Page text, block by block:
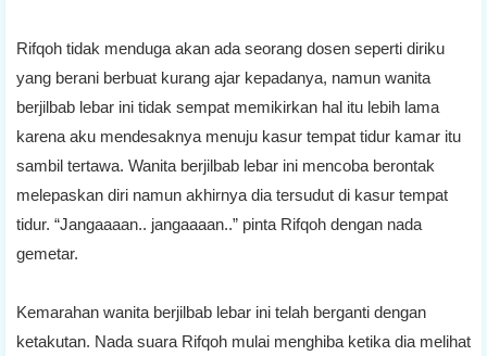
Rifqoh tidak menduga akan ada seorang dosen seperti diriku
yang berani berbuat kurang ajar kepadanya, namun wanita
berjilbab lebar ini tidak sempat memikirkan hal itu lebih lama
karena aku mendesaknya menuju kasur tempat tidur kamar itu
sambil tertawa. Wanita berjilbab lebar ini mencoba berontak
melepaskan diri namun akhirnya dia tersudut di kasur tempat
tidur. “Jangaaaan.. jangaaaan..” pinta Rifqoh dengan nada
gemetar.
Kemarahan wanita berjilbab lebar ini telah berganti dengan
ketakutan. Nada suara Rifqoh mulai menghiba ketika dia melihat